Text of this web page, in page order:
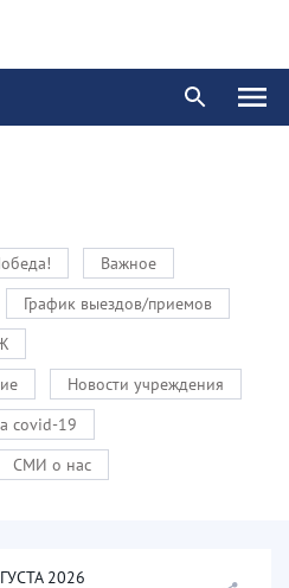
Важное
График выездов/приемов
Новости учреждения
covid-19
СМИ о нас
2026